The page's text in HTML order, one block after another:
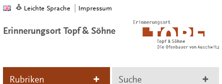
Leichte Sprache Impressum
Erinnerungsort Topf & Söhne
Rubriken Suche